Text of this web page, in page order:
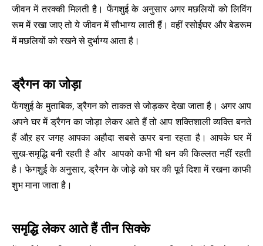
जीवन में तरक्की मिलती है। फेंगशुई के अनुसार अगर मछलियों को लिविंग
रूम में रखा जाए तो ये जीवन में सौभाग्य लाती हैं। वहीं रसोईघर और बेडरूम
में मछलियों को रखने से दुर्भाग्य आता है।
ड्रैगन का जोड़ा
फेंगशुई के मुताबिक, ड्रैगन को ताकत से जोड़कर देखा जाता है। अगर आप
अपने घर में ड्रैगन का जोड़ा लेकर आते हैं तो आप शक्तिशाली व्यक्ति बनते
हैं औऱ हर जगह आपका अहौदा सबसे ऊपर बना रहता है। आपके घर में
सुख-समृद्धि बनी रहती है और आपको कभी भी धन की किल्लत नहीं रहती
है। फेगशुई के अनुसार, ड्रैगन के जोड़े को घर की पूर्व दिशा में रखना काफी
शुभ माना जाता है।
समृद्धि लेकर आते हैं तीन सिक्के